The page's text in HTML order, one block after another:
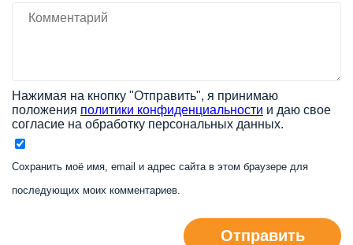
Нажимая на кнопку "Отправить", я принимаю
положения политики конфиденциальности и даю свое
согласие на обработку персональных данных.
Сохранить моё имя, email и адрес сайта в этом браузере для
последующих моих комментариев.
Отправить